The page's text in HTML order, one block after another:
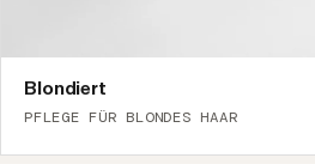
Blondiert
PFLEGE FÜR BLONDES HAAR